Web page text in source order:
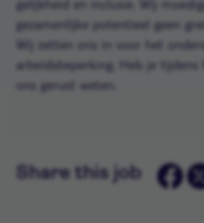
gelijkheid en inclusie. Wij
gezamenlijke potentieel geen
Wij zetten ons in voor het
arbeidsbeperking. Heb je
ons gerust weten.
Share this job